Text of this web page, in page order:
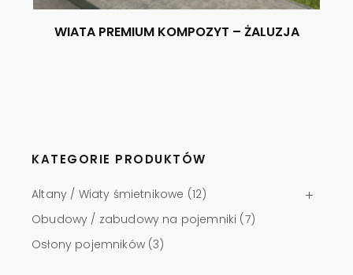
WIATA PREMIUM KOMPOZYT – ŻALUZJA
KATEGORIE PRODUKTÓW
Altany / Wiaty śmietnikowe (12)
Obudowy / zabudowy na pojemniki (7)
Osłony pojemników (3)